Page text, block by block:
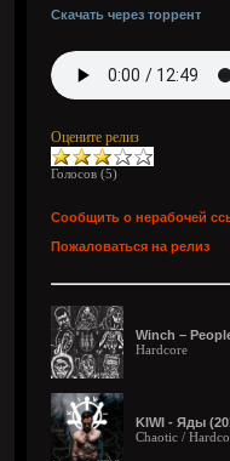
Скачать через торрент
Оцените релиз
Голосов (5)
Сообщить о нерабочей
Пожаловаться на релиз
Winch –
Hardcore
KIWI - Яды
Chaotic /